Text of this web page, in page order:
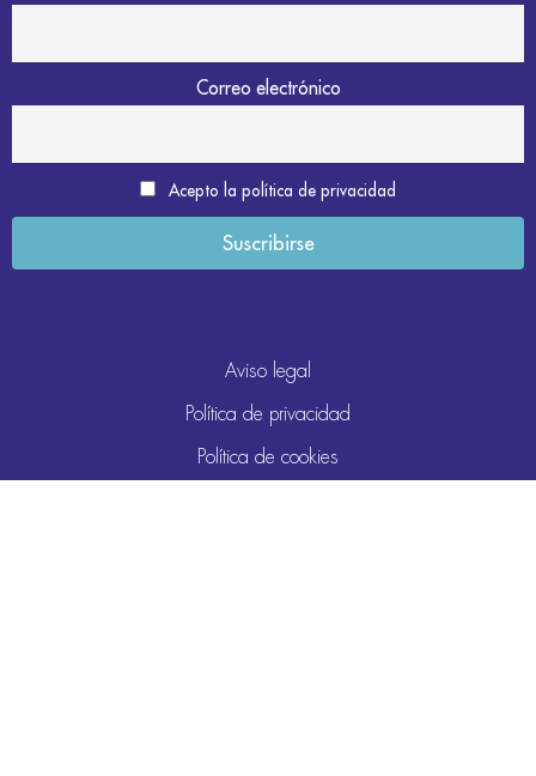
Correo electrónico
Acepto la política de privacidad
Aviso legal
Política de privacidad
Política de cookies